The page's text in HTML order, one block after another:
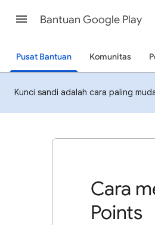
Bantuan Google Play
Pusat Bantuan Komunitas
Kunci sandi adalah cara paling
Cara
Points